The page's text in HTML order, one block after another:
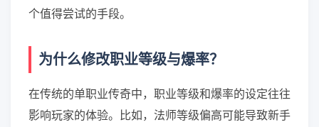
个值得尝试的手段。
为什么修改职业等级与爆率？
在传统的单职业传奇中，职业等级和爆率的设定往往
影响玩家的体验。比如，法师等级偏高可能导致新手